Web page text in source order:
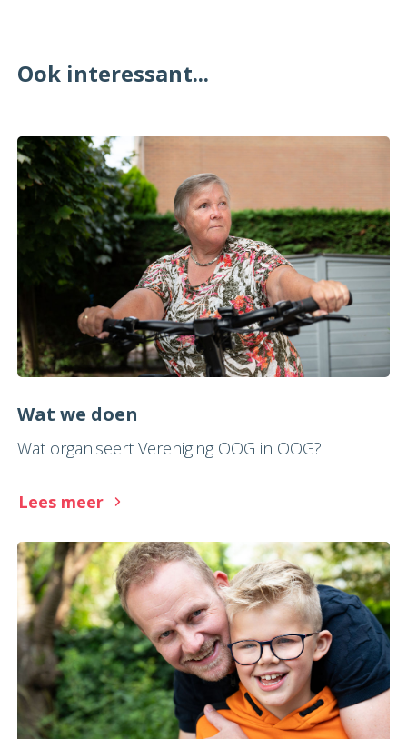
Ook interessant...
Wat we doen
Wat organiseert Vereniging OOG in OOG?
Lees meer